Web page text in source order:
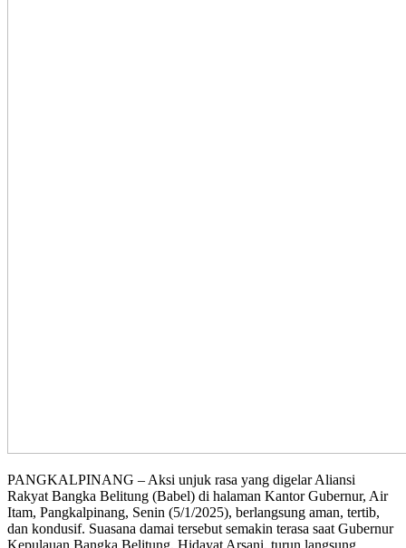
PANGKALPINANG – Aksi unjuk rasa yang digelar Aliansi
Rakyat Bangka Belitung (Babel) di halaman Kantor Gubernur, Air
Itam, Pangkalpinang, Senin (5/1/2025), berlangsung aman, tertib,
dan kondusif. Suasana damai tersebut semakin terasa saat Gubernur
Kepulauan Bangka Belitung, Hidayat Arsani, turun langsung